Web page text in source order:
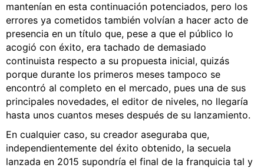
mantenían en esta continuación potenciados, pero los
errores ya cometidos también volvían a hacer acto de
presencia en un título que, pese a que el público lo
acogió con éxito, era tachado de demasiado
continuista respecto a su propuesta inicial, quizás
porque durante los primeros meses tampoco se
encontró al completo en el mercado, pues una de sus
principales novedades, el editor de niveles, no llegaría
hasta unos cuantos meses después de su lanzamiento.
En cualquier caso, su creador aseguraba que,
independientemente del éxito obtenido, la secuela
lanzada en 2015 supondría el final de la franquicia tal y